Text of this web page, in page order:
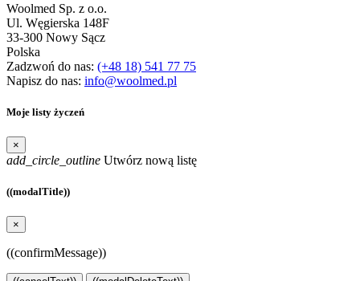
Woolmed Sp. z o.o.
Ul. Węgierska 148F
33-300 Nowy Sącz
Polska
Zadzwoń do nas: (+48 18) 541 77 75
Napisz do nas: info@woolmed.pl
Moje listy życzeń
×
add_circle_outline Utwórz nową listę
((modalTitle))
×
((confirmMessage))